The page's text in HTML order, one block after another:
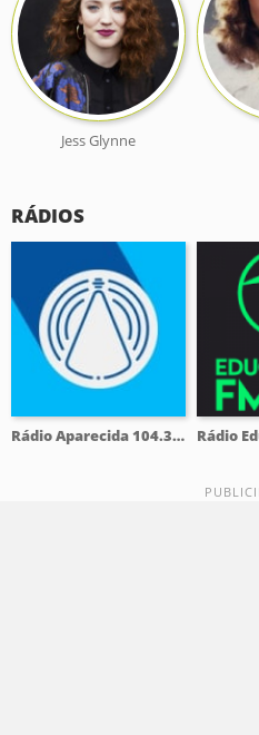
Jess Glynne
RÁDIOS
Rádio Aparecida 104.3 FM